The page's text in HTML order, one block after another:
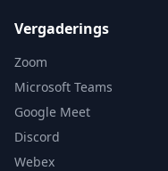
Vergaderings
Zoom
Microsoft Teams
Google Meet
Discord
Webex